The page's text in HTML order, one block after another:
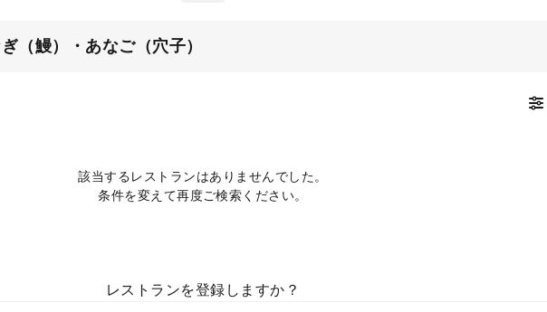
（鰻）・あなご（穴子）
該当するレストランはありませんでした。
条件を変えて再度ご検索ください。
レストランを登録しますか？